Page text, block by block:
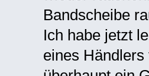
Bandscheibe
Ich habe jetzt
eines